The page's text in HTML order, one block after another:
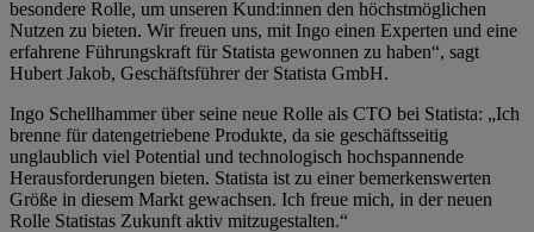
besondere Rolle, um unseren Kund:innen den höchstmöglichen
Nutzen zu bieten. Wir freuen uns, mit Ingo einen Experten und eine
erfahrene Führungskraft für Statista gewonnen zu haben“, sagt
Hubert Jakob, Geschäftsführer der Statista GmbH.
Ingo Schellhammer über seine neue Rolle als CTO bei Statista: „Ich
brenne für datengetriebene Produkte, da sie geschäftsseitig
unglaublich viel Potential und technologisch hochspannende
Herausforderungen bieten. Statista ist zu einer bemerkenswerten
Größe in diesem Markt gewachsen. Ich freue mich, in der neuen
Rolle Statistas Zukunft aktiv mitzugestalten.“